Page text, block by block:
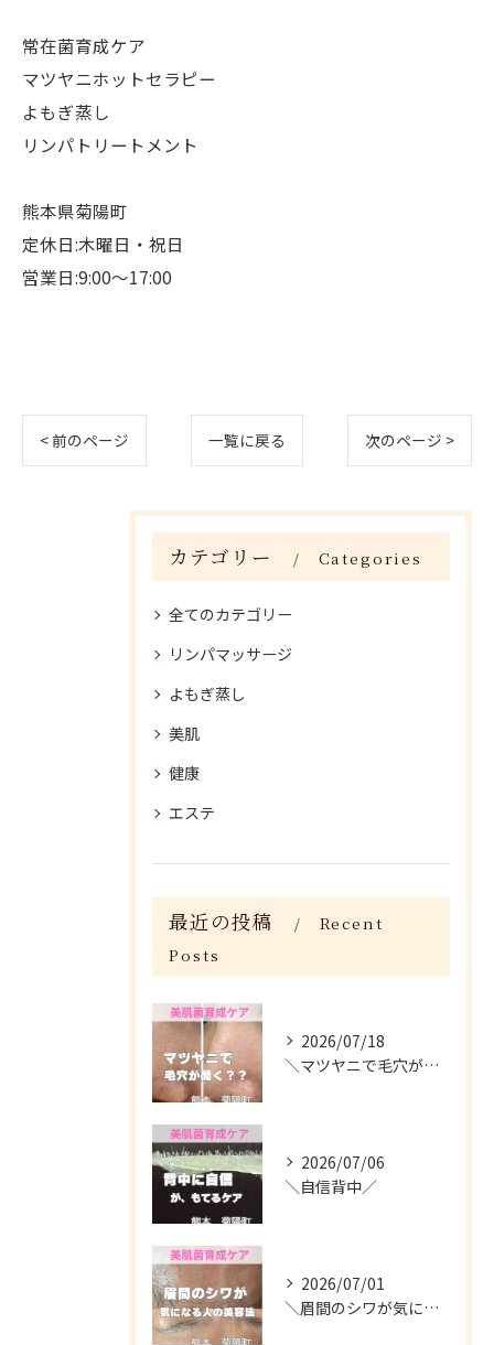
常在菌育成ケア
マツヤニホットセラピー
よもぎ蒸し
リンパトリートメント
熊本県菊陽町
定休日:木曜日・祝日
営業日:9:00〜17:00
< 前のページ 一覧に戻る 次のページ >
カテゴリー Categories
全てのカテゴリー
リンパマッサージ
よもぎ蒸し
美肌
健康
エステ
最近の投稿
Recent
Posts
2026/07/18
＼マツヤニで毛穴が開く？／
2026/07/06
＼自信背中／
2026/07/01
＼眉間のシワが気になる人がやってる美容法／